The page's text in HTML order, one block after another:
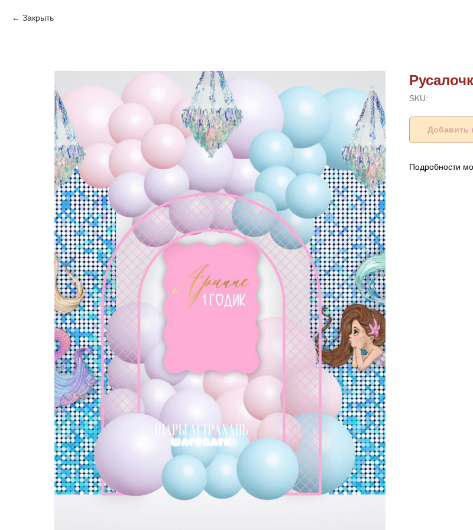
Закрыть
SKU:
Добавить
Подробности